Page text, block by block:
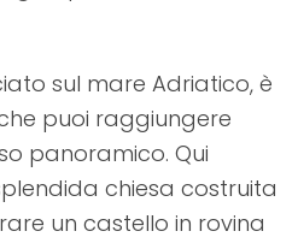
sul mare Adriatico, è
puoi raggiungere
panoramico. Qui
chiesa costruita
un castello in rovina